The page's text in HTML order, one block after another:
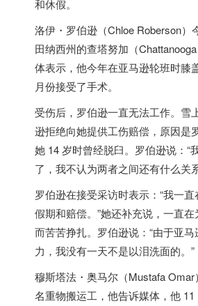
和休假。
洛伊・罗伯逊（Chloe Roberson）
田纳西州的查塔努加（
体表示，他今年在亚马逊轮班时膝
月份接受了手术。
受伤后，罗伯逊一直无法工作。雪
逊拒绝向她提供工伤赔偿，原因是
她 14 岁时曾经脱臼。罗伯逊说：“
了，我不认为两者之间还有什么关
罗伯逊在接受采访时表示：“我一
假期和赔偿。”她还补充说，一直
而苦苦挣扎。罗伯逊说：“由于亚
力，我没有一天不是以泪洗面的。”
穆斯塔法・奥马尔（Mustafa Omar
名重物搬运工，他告诉媒体，他